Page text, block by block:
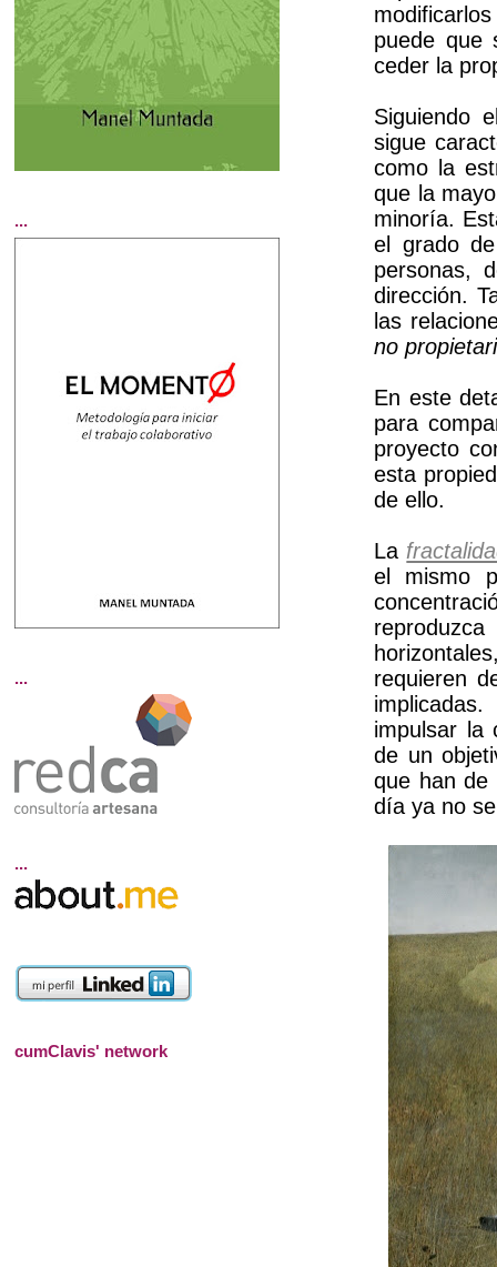
puede que
ceder la
Siguiendo
sigue
como la
que la
minoría.
el grado
personas,
dirección.
las
no
En este
para
proyecto
esta
de ello.
La
el mismo
requieren
impulsar la
de un
que han de
día ya no
...
...
...
cumClavis' network